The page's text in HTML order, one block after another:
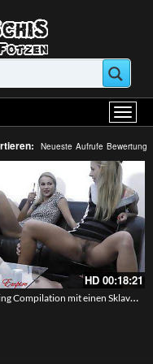
Neueste Aufrufe Bewertung
HD 00:18:21
Pissing Compilation mit einen Sklaven – Sexclips mit Princess Nikki